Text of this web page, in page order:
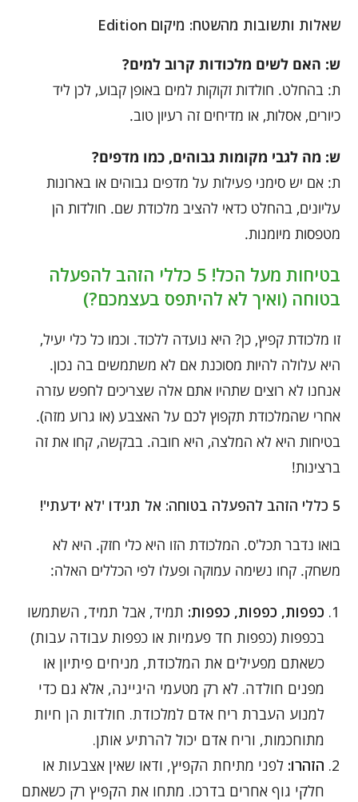
שאלות ותשובות מהשטח: מיקום Edition
ש: האם לשים מלכודות קרוב למים?
ת: בהחלט. חולדות זקוקות למים באופן קבוע, לכן ליד
כיורים, אסלות, או מדיחים זה רעיון טוב.
ש: מה לגבי מקומות גבוהים, כמו מדפים?
ת: אם יש סימני פעילות על מדפים גבוהים או בארונות
עליונים, בהחלט כדאי להציב מלכודת שם. חולדות הן
מטפסות מיומנות.
בטיחות מעל הכל! 5 כללי הזהב להפעלה
בטוחה (ואיך לא להיתפס בעצמכם?)
זו מלכודת קפיץ, כן? היא נועדה ללכוד. וכמו כל כלי יעיל,
היא עלולה להיות מסוכנת אם לא משתמשים בה נכון.
אנחנו לא רוצים שתהיו אתם אלה שצריכים לחפש עזרה
אחרי שהמלכודת תקפוץ לכם על האצבע (או גרוע מזה).
בטיחות היא לא המלצה, היא חובה. בבקשה, קחו את זה
ברצינות!
5 כללי הזהב להפעלה בטוחה: אל תגידו 'לא ידעתי'!
בואו נדבר תכל'ס. המלכודת הזו היא כלי חזק. היא לא
משחק. קחו נשימה עמוקה ופעלו לפי הכללים האלה:
כפפות, כפפות, כפפות: תמיד, אבל תמיד, השתמשו
בכפפות (כפפות חד פעמיות או כפפות עבודה עבות)
כשאתם מפעילים את המלכודת, מניחים פיתיון או
מפנים חולדה. לא רק מטעמי היגיינה, אלא גם כדי
למנוע העברת ריח אדם למלכודת. חולדות הן חיות
מתוחכמות, וריח אדם יכול להרתיע אותן.
הזהרו: לפני מתיחת הקפיץ, ודאו שאין אצבעות או
חלקי גוף אחרים בדרכו. מתחו את הקפיץ רק כשאתם